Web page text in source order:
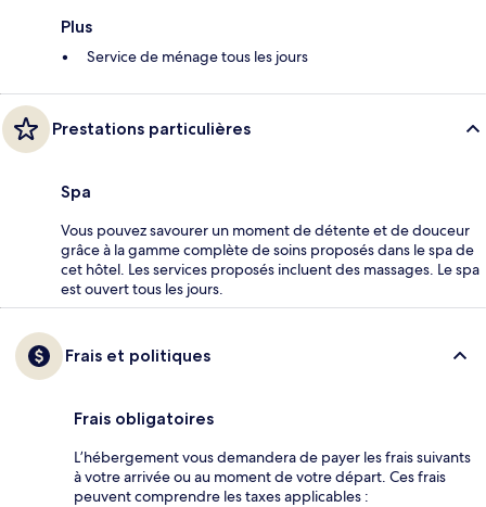
Plus
Service de ménage tous les jours
Prestations particulières
Spa
Vous pouvez savourer un moment de détente et de douceur
grâce à la gamme complète de soins proposés dans le spa de
cet hôtel. Les services proposés incluent des massages. Le spa
est ouvert tous les jours.
Frais et politiques
Frais obligatoires
L’hébergement vous demandera de payer les frais suivants
à votre arrivée ou au moment de votre départ. Ces frais
peuvent comprendre les taxes applicables :